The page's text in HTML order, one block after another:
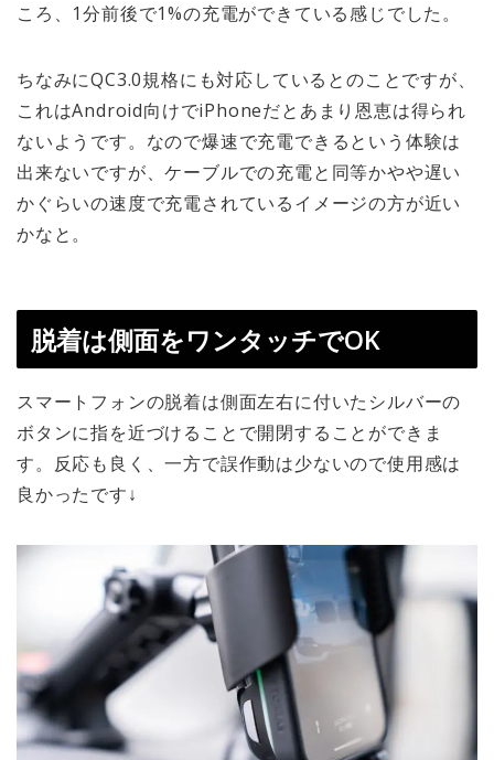
ころ、1分前後で1%の充電ができている感じでした。
ちなみにQC3.0規格にも対応しているとのことですが、
これはAndroid向けでiPhoneだとあまり恩恵は得られ
ないようです。なので爆速で充電できるという体験は
出来ないですが、ケーブルでの充電と同等かやや遅い
かぐらいの速度で充電されているイメージの方が近い
かなと。
脱着は側面をワンタッチでOK
スマートフォンの脱着は側面左右に付いたシルバーの
ボタンに指を近づけることで開閉することができま
す。反応も良く、一方で誤作動は少ないので使用感は
良かったです↓